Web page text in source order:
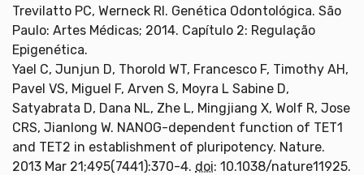
Trevilatto PC, Werneck RI. Genética Odontológica. São
Paulo: Artes Médicas; 2014. Capítulo 2: Regulação
Epigenética.
Yael C, Junjun D, Thorold WT, Francesco F, Timothy AH,
Pavel VS, Miguel F, Arven S, Moyra L Sabine D,
Satyabrata D, Dana NL, Zhe L, Mingjiang X, Wolf R, Jose
CRS, Jianlong W. NANOG-dependent function of TET1
and TET2 in establishment of pluripotency. Nature.
2013 Mar 21;495(7441):370-4. doi: 10.1038/nature11925.